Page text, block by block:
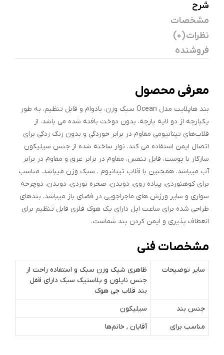
شرح
مشخصات
نظرات (0)
فروشنده
معرفی محصول
بند هاپلایت مدل Ocean سبک وزن، بادوام و قابل تنظیم، به طور
یکپارچه از دو لایه پارچه، بدون دوخت بافته شده می باشد. از
قلاب‌های تیتانیومی مقاوم در برابر خوردگی و بدون زنگ زدگی برای
اتصال ایمن استفاده می کند. نوار ساخته شده از جنس سیلیکون
سازگار با پوست، قابل تنفس، مقاوم در برابر عرق و مقاوم در برابر
آب میباشد. همچنین با قلاب تیتانیوم ، سبک وزن میباشد. مناسب
برای کوهنوردی، پیاده روی، دویدن، صخره نوردی، دویدن، دوچرخه
سواری و سایر ورزش های ماجراجویی در فضای باز میباشد. بندهای
طراحی شده برای ساعت اپل دارای یک هوک فلزی قابل تنظیم برای
انعطاف پذیری و ایمن کردن بند شماست.
مشخصات فنی
سایر توضیحات
ظاهری شیک وزن سبک و استفاده راحت از
جنس نایلون و پلاستیک سبک دارای قفل
بند قلاب جی هوک
جنس بند
سیلیکون
مناسب برای
آقایان , خانم‌ها